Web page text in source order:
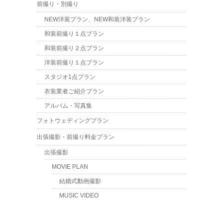
前撮り・別撮り
NEW洋装プラン、NEW和装洋装プラン
和装前撮り１点プラン
和装前撮り２点プラン
洋装前撮り１点プラン
スタジオ1点プラン
衣装業者ご紹介プラン
アルバム・写真集
フォトウェディングプラン
出張撮影・前撮り料金プラン
出張撮影
MOVIE PLAN
結婚式動画撮影
MUSIC VIDEO